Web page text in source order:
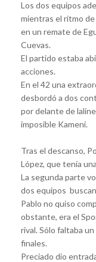
Los dos equipos
mientras el ritmo
en un remate de
Cuevas.
El partido estaba
acciones.
En el 42 una
desbordó a dos
por delante de
imposible Kameni.
Tras el descanso,
López, que tenía
La segunda parte
dos equipos
Pablo no quiso
obstante, era el
rival. Sólo faltaba
finales.
Preciado dio